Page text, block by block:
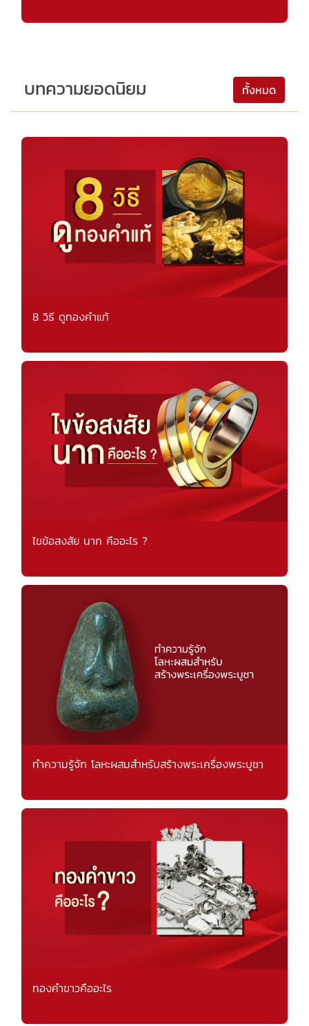
บทความยอดนิยม ทั้งหมด
8 วิธี ดูทองคำแท้
ไขข้อสงสัย นาก คืออะไร ?
ทำความรู้จัก โลหะผสมสำหรับสร้างพระเครื่องพระบูชา
ทองคำขาวคืออะไร